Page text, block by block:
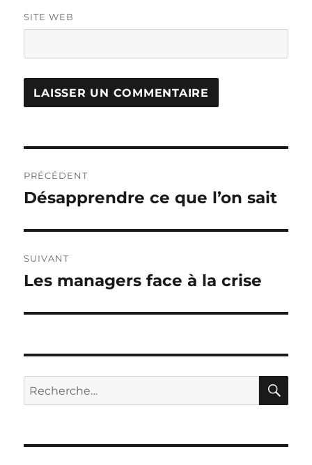
SITE WEB
de
PRÉCÉDENT
Publication
Désapprendre ce que l’on sait
SUIVANT
Publication
Les managers face à la crise
Recherche
pour :